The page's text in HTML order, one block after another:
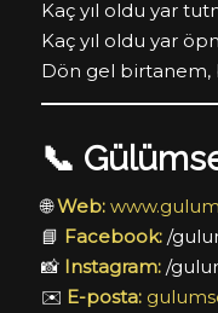
Kaç yıl oldu yar
Kaç yıl oldu yar
Dön gel birtanem,
📞
🌐Web:
📘 Facebook:/
📸 Instagram:/
✉️ E-posta: